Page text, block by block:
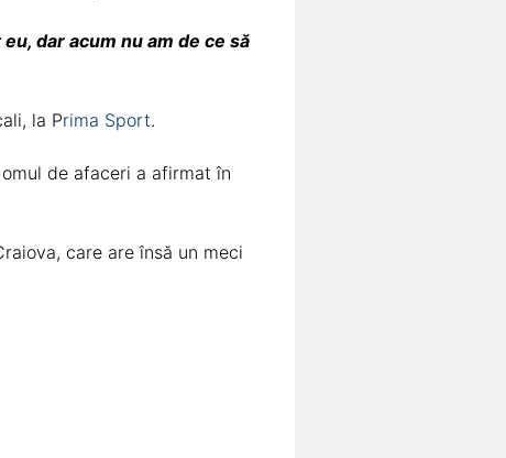
dar acum nu am de ce să
la Prima Sport.
de afaceri a afirmat în
care are însă un meci